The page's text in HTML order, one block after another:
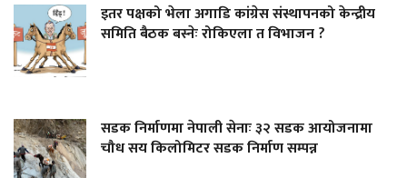
इतर पक्षको भेला अगाडि कांग्रेस संस्थापनको केन्द्रीय
समिति बैठक बस्नेः रोकिएला त विभाजन ?
सडक निर्माणमा नेपाली सेनाः ३२ सडक आयोजनामा
चौध सय किलोमिटर सडक निर्माण सम्पन्न